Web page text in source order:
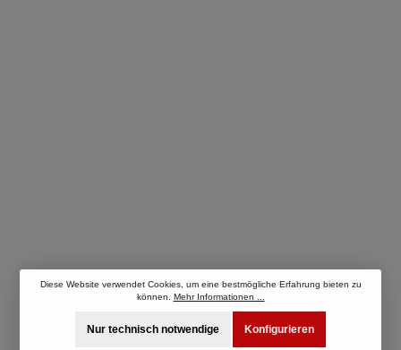
Diese Website verwendet Cookies, um eine bestmögliche Erfahrung bieten zu
können. Mehr Informationen ...
Nur technisch notwendige Konfigurieren